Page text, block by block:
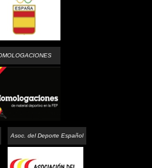
Asoc. del Deporte Español